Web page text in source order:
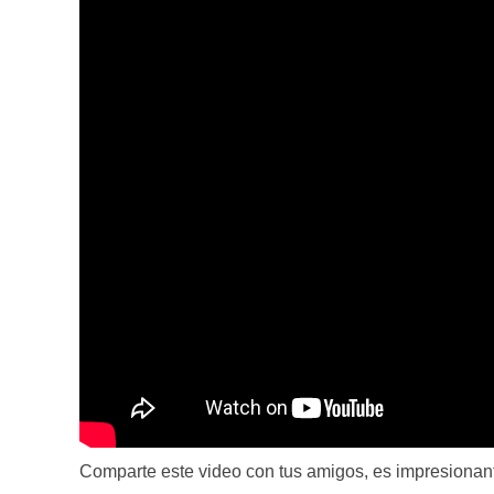
Comparte este video con tus amigos, es